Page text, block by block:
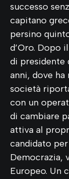
successo
capitano
persino
d’Oro. Dopo
di presidente
anni, dove
società
con un
di cambiare
attiva al
candidato
Democrazia,
Europeo. Un